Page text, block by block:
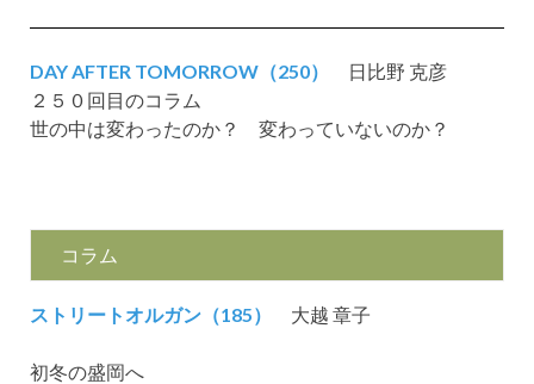
DAY AFTER TOMORROW（250）
日比野 克彦
２５０回目のコラム
世の中は変わったのか？ 変わっていないのか？
コラム
ストリートオルガン（185） 大越 章子
初冬の盛岡へ